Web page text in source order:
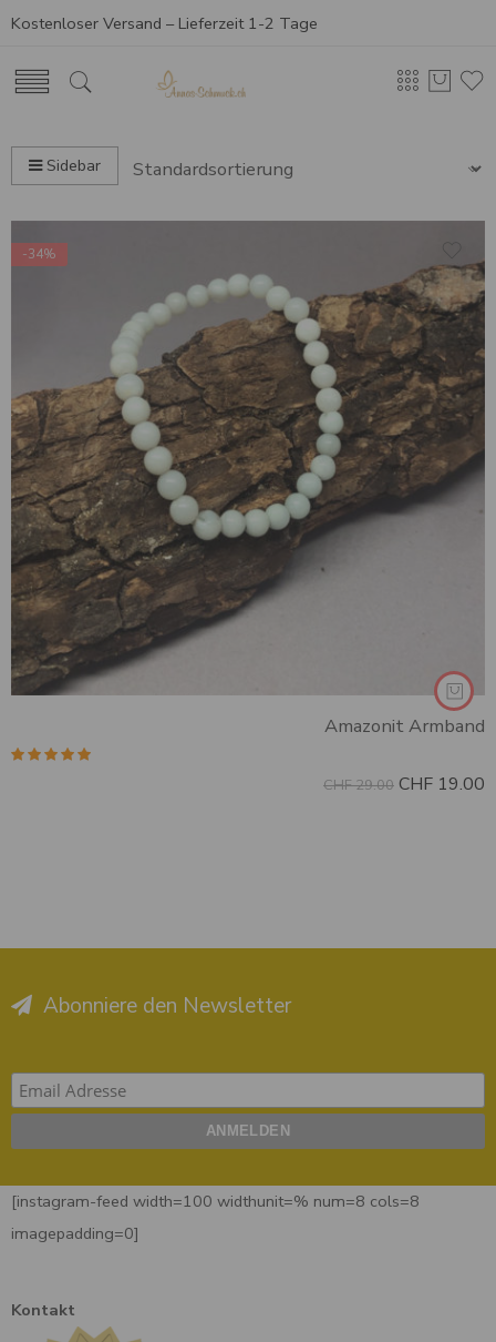
Kostenloser Versand – Lieferzeit 1-2 Tage
Sidebar
-34%
Amazonit Armband
CHF29.00 CHF 19.00
Abonniere den Newsletter
[instagram-feed width=100 widthunit=% num=8 cols=8
imagepadding=0]
Kontakt